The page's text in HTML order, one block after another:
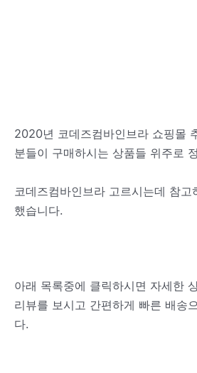
2020년 코데즈컴바인브라 쇼핑몰
분들이 구매하시는 상품들 위주로
코데즈컴바인브라 고르시는데 참고
했습니다.
아래 목록중에 클릭하시면 자세한
리뷰를 보시고 간편하게 빠른 배송
다.